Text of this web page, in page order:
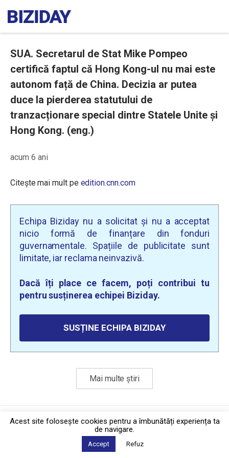
SUA. Secretarul de Stat Mike Pompeo
certifică faptul că Hong Kong-ul nu mai este
autonom față de China. Decizia ar putea
duce la pierderea statutului de
tranzacționare special dintre Statele Unite și
Hong Kong. (eng.)
acum 6 ani
Citește mai mult pe edition.cnn.com
Echipa Biziday nu a solicitat și nu a acceptat
nicio formă de finanțare din fonduri
guvernamentale. Spațiile de publicitate sunt
limitate, iar reclama neinvazivă.
Dacă îți place ce facem, poți contribui tu
pentru susținerea echipei Biziday.
SUSȚINE ECHIPA BIZIDAY
Mai multe știri
Politica de confidențialitate·Contact
2026 © Biziday
Acest site foloseşte cookies pentru a îmbunătăți experiența ta
de navigare.
Accept Refuz